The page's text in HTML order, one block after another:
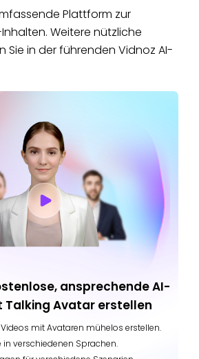
Plattform zur
Weitere nützliche
Sie in der führenden Vidnoz AI-
ansprechende AI-
Talking Avatar erstellen
mit Avataren mühelos erstellen.
in verschiedenen Sprachen.